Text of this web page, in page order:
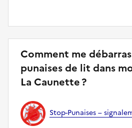
Comment me
punaises de lit dans
La Caunette ?
Stop-Punaises –